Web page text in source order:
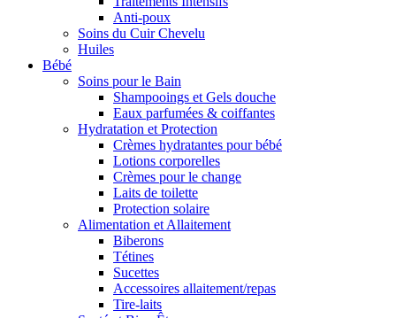
Anti-poux
Soins du Cuir Chevelu
Huiles
Bébé
Soins pour le Bain
Shampooings et Gels douche
Eaux parfumées & coiffantes
Hydratation et Protection
Crèmes hydratantes pour bébé
Lotions corporelles
Crèmes pour le change
Laits de toilette
Protection solaire
Alimentation et Allaitement
Biberons
Tétines
Sucettes
Accessoires allaitement/repas
Tire-laits